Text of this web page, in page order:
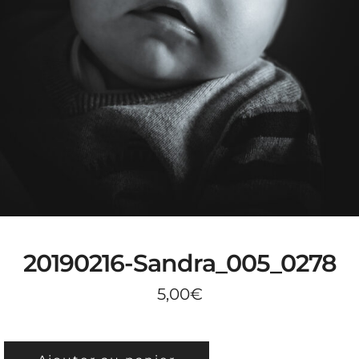
20190216-Sandra_005_0278
5,00€